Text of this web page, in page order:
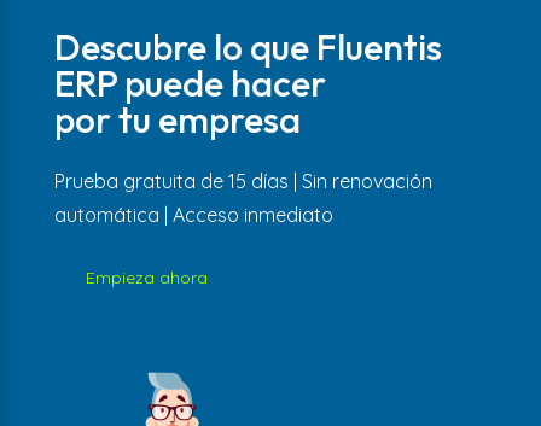
Descubre lo que Fluentis
ERP puede hacer
por tu empresa
Prueba gratuita de 15 días | Sin renovación
automática | Acceso inmediato
Empieza ahora